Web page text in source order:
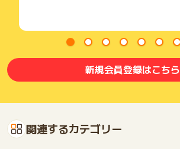
新規会員登録はこちら
関連するカテゴリー